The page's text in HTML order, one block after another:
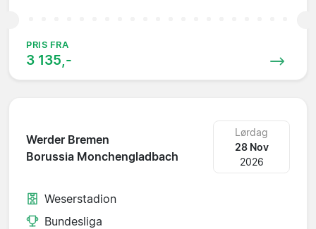
PRIS FRA
3 135,-
Werder Bremen
Borussia Monchengladbach
Lørdag
28 Nov
2026
Weserstadion
Bundesliga